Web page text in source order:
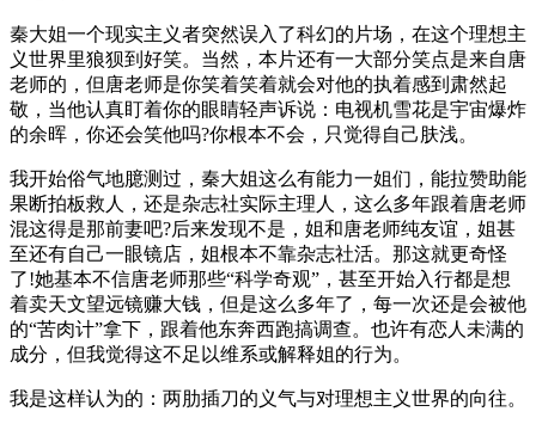
秦大姐一个现实主义者突然误入了科幻的片场，在这个理想主
义世界里狼狈到好笑。当然，本片还有一大部分笑点是来自唐
老师的，但唐老师是你笑着笑着就会对他的执着感到肃然起
敬，当他认真盯着你的眼睛轻声诉说：电视机雪花是宇宙爆炸
的余晖，你还会笑他吗?你根本不会，只觉得自己肤浅。
我开始俗气地臆测过，秦大姐这么有能力一姐们，能拉赞助能
果断拍板救人，还是杂志社实际主理人，这么多年跟着唐老师
混这得是那前妻吧?后来发现不是，姐和唐老师纯友谊，姐甚
至还有自己一眼镜店，姐根本不靠杂志社活。那这就更奇怪
了!她基本不信唐老师那些“科学奇观”，甚至开始入行都是想
着卖天文望远镜赚大钱，但是这么多年了，每一次还是会被他
的“苦肉计”拿下，跟着他东奔西跑搞调查。也许有恋人未满的
成分，但我觉得这不足以维系或解释姐的行为。
我是这样认为的：两肋插刀的义气与对理想主义世界的向往。